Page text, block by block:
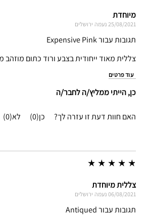
מיוחדת
25/08/2021 נעמה ירושלים
תגובות עבור Expensive Pink
צללית מאוד ייחודית בצבע ורוד כתום מוזהב
עוד פרטים
כן, הייתי ממליץ/ה לחבר/ה
האם חוות דעת זו עזרה לך? 0
0
צללית מיוחדת
06/08/2021 נעמה ירושלים
תגובות עבור Antiqued